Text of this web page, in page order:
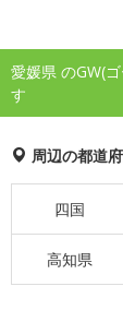
愛媛県 のGW(
す
周辺の都道
四国
高知県